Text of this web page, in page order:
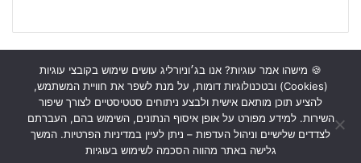
ראשי כתבות תכנים מקצועיים תנאי שימוש
מדיניות אבטחה
כתבו לנו
🍪 מישהו אמר עוגיות? אנו בג׳וניורליג עושים שימוש בקובצי עוגיות
(Cookies) ובטכנולוגיות דומות, על מנת לשפר את חוויית המשתמש,
להציע תוכן מותאם אישית ולבצע ניתוחים סטטיסטיים לצורך שיפור
השירות. למידע מפורט על אופן איסוף הנתונים, השימוש בהם, העברתם
לצדדים שלישיים וניהול העדפות – ניתן לעיין במדיניות הפרטיות. המשך
גלישה באתר מהווה הסכמה לשימוש בעוגיות